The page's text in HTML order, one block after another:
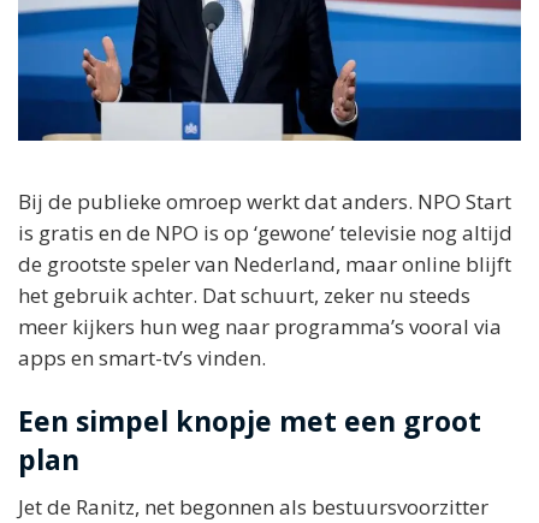
Bij de publieke omroep werkt dat anders. NPO Start
is gratis en de NPO is op ‘gewone’ televisie nog altijd
de grootste speler van Nederland, maar online blijft
het gebruik achter. Dat schuurt, zeker nu steeds
meer kijkers hun weg naar programma’s vooral via
apps en smart-tv’s vinden.
Een simpel knopje met een groot
plan
Jet de Ranitz, net begonnen als bestuursvoorzitter